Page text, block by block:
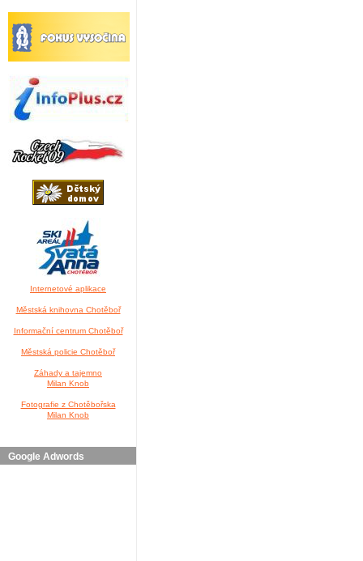
Internetové aplikace
Městská knihovna Chotěboř
Informační centrum Chotěboř
Městská policie Chotěboř
Záhady a tajemno
Milan Knob
Fotografie z Chotěbořska
Milan Knob
Google Adwords